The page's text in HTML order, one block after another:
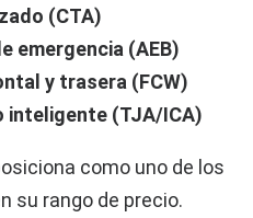
(CTA)
emergencia (AEB)
y trasera (FCW)
inteligente (TJA/ICA)
como uno de los
su rango de precio.